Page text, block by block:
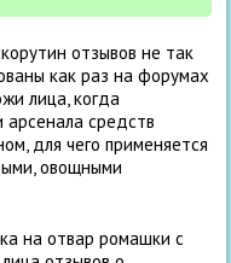
отзывов не так
как раз на форумах
лица, когда
арсенала средств
для чего применяется
овощными
на отвар ромашки с